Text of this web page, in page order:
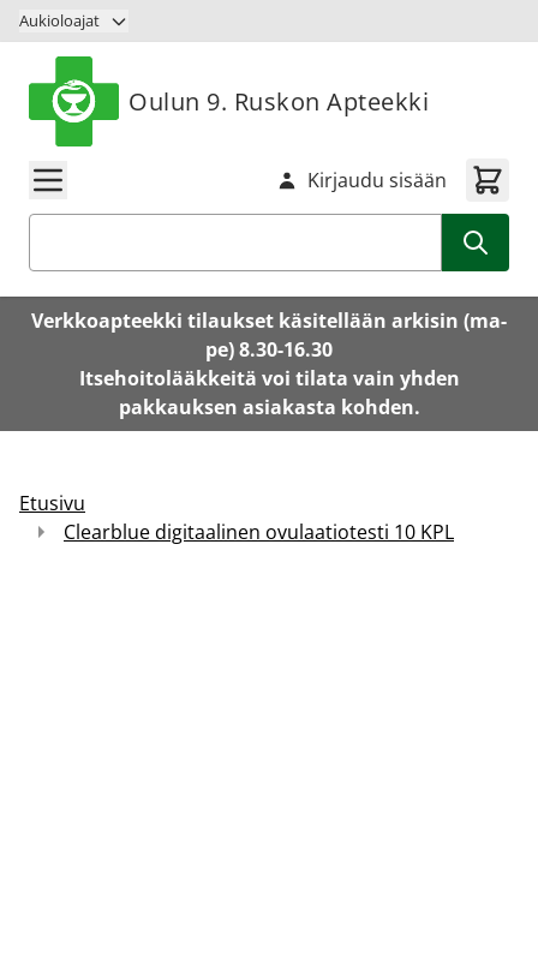
Siirry sisältöön
Aukioloajat
Oulun 9. Ruskon Apteekki
Kirjaudu sisään
Verkkoapteekki tilaukset käsitellään arkisin (ma-
pe) 8.30-16.30
Itsehoitolääkkeitä voi tilata vain yhden
pakkauksen asiakasta kohden.
Etusivu
Clearblue digitaalinen ovulaatiotesti 10 KPL